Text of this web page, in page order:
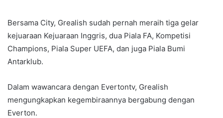
Bersama City, Grealish sudah pernah meraih tiga gelar
kejuaraan Kejuaraan Inggris, dua Piala FA, Kompetisi
Champions, Piala Super UEFA, dan juga Piala Bumi
Antarklub.
Dalam wawancara dengan Evertontv, Grealish
mengungkapkan kegembiraannya bergabung dengan
Everton.